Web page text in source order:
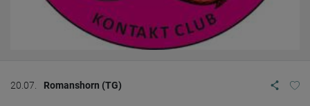
20.07. Romanshorn (TG)